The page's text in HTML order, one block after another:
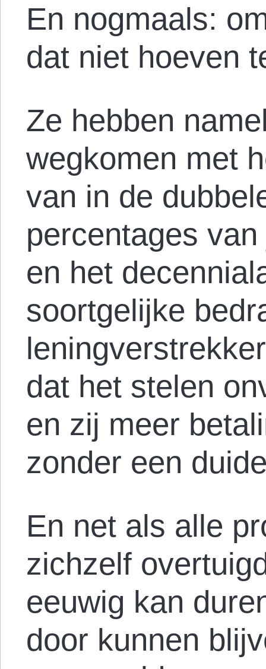
En nogmaals:
dat niet hoeven
Ze hebben
wegkomen met
van in de
percentages
en het
soortgelijke
dat het stelen
en zij meer
zonder een
En net als alle
zichzelf
eeuwig kan
door kunnen